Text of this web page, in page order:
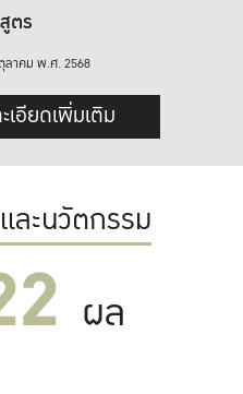
ตร
าคม พ.ศ. 2568
เอียดเพิ่มเติม
ละนวัตกรรม
ผล